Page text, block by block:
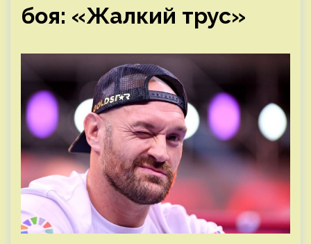
боя: «Жалкий трус»